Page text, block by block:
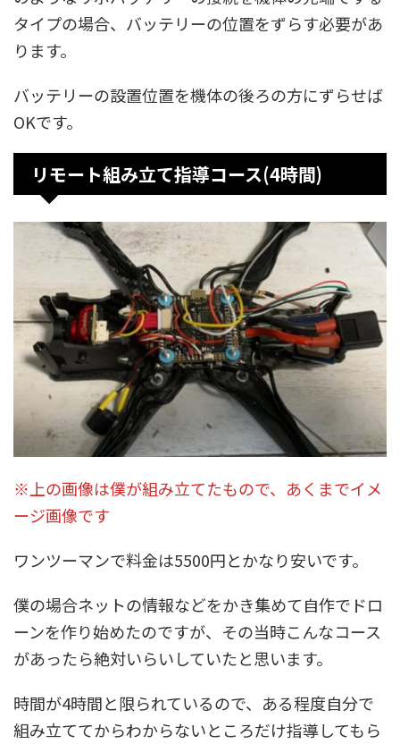
タイプの場合、バッテリーの位置をずらす必要があ
ります。
バッテリーの設置位置を機体の後ろの方にずらせば
OKです。
リモート組み立て指導コース(4時間)
※上の画像は僕が組み立てたもので、あくまでイメ
ージ画像です
ワンツーマンで料金は5500円とかなり安いです。
僕の場合ネットの情報などをかき集めて自作でドロ
ーンを作り始めたのですが、その当時こんなコース
があったら絶対いらいしていたと思います。
時間が4時間と限られているので、ある程度自分で
組み立ててからわからないところだけ指導してもら